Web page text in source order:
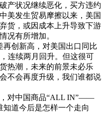
产状况继续恶化，买方违约
美发生贸易摩擦以来，美国
货，或因成本上升导致下游
况有所增加。
再创新高，对美国出口同比
连续两月回升。但这很可
热潮，未来的前景未必乐
不会再度升级，我们谁都说
对中国商品“ALL IN”——
道今后是怎样一个走向